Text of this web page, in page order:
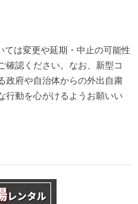
は変更や延期・中止の可能性
確認ください。なお、新型コ
政府や自治体からの外出自粛
行動を心がけるようお願いい